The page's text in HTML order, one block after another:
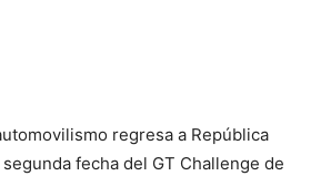
regresa a República
fecha del GT Challenge de